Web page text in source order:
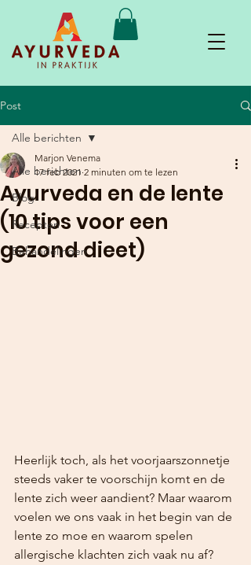
Post
Alle berichten
Blog
Recepten
Behandelingen
Alle berichten
Ayurveda en de lente
(10 tips voor een
gezond dieet)
Marjon Venema
17 feb 2021 2 minuten om te lezen
Heerlijk toch, als het voorjaarszonnetje
steeds vaker te voorschijn komt en de
lente zich weer aandient? Maar waarom
voelen we ons vaak in het begin van de
lente zo moe en waarom spelen
allergische klachten zich vaak nu af?